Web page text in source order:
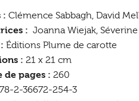
: Clémence Sabbagh, David
: Joanna Wiejak,
Éditions Plume de carotte
: 21 x 21 cm
de pages : 260
2-36672-254-3